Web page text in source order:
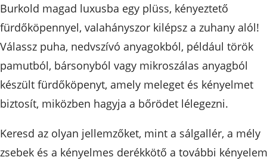
Burkold magad luxusba egy plüss, kényeztető
fürdőköpennyel, valahányszor kilépsz a zuhany alól!
Válassz puha, nedvszívó anyagokból, például török
pamutból, bársonyból vagy mikroszálas anyagból
készült fürdőköpenyt, amely meleget és kényelmet
biztosít, miközben hagyja a bőrödet lélegezni.
Keresd az olyan jellemzőket, mint a sálgallér, a mély
zsebek és a kényelmes derékkötő a további kényelem